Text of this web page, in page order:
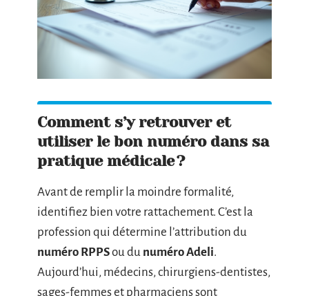
Comment s’y retrouver et
utiliser le bon numéro dans sa
pratique médicale ?
Avant de remplir la moindre formalité,
identifiez bien votre rattachement. C’est la
profession qui détermine l’attribution du
numéro RPPSou du numéro Adeli.
Aujourd’hui, médecins, chirurgiens-dentistes,
sages-femmes et pharmaciens sont